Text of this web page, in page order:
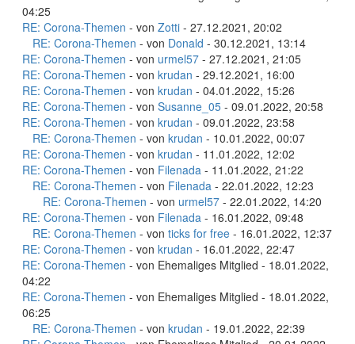
04:25
RE: Corona-Themen - von Zotti - 27.12.2021, 20:02
RE: Corona-Themen - von Donald - 30.12.2021, 13:14
RE: Corona-Themen - von urmel57 - 27.12.2021, 21:05
RE: Corona-Themen - von krudan - 29.12.2021, 16:00
RE: Corona-Themen - von krudan - 04.01.2022, 15:26
RE: Corona-Themen - von Susanne_05 - 09.01.2022, 20:58
RE: Corona-Themen - von krudan - 09.01.2022, 23:58
RE: Corona-Themen - von krudan - 10.01.2022, 00:07
RE: Corona-Themen - von krudan - 11.01.2022, 12:02
RE: Corona-Themen - von Filenada - 11.01.2022, 21:22
RE: Corona-Themen - von Filenada - 22.01.2022, 12:23
RE: Corona-Themen - von urmel57 - 22.01.2022, 14:20
RE: Corona-Themen - von Filenada - 16.01.2022, 09:48
RE: Corona-Themen - von ticks for free - 16.01.2022, 12:37
RE: Corona-Themen - von krudan - 16.01.2022, 22:47
RE: Corona-Themen - von Ehemaliges Mitglied - 18.01.2022,
04:22
RE: Corona-Themen - von Ehemaliges Mitglied - 18.01.2022,
06:25
RE: Corona-Themen - von krudan - 19.01.2022, 22:39